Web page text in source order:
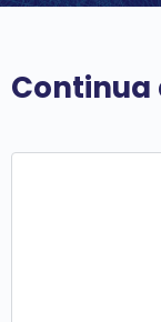
Continua